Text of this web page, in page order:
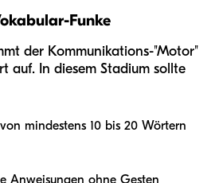
Funke
der Kommunikations-"Motor"
auf. In diesem Stadium sollte
mindestens 10 bis 20 Wörtern
Anweisungen ohne Gesten